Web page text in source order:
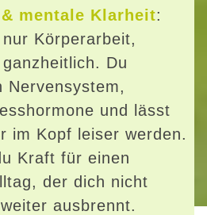
mentale Klarheit:
Körperarbeit,
Du
Nervensystem,
und lässt
im Kopf leiser werden.
Kraft für einen
der dich nicht
ausbrennt.